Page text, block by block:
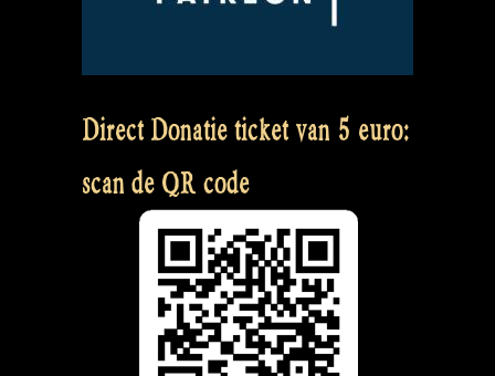
Direct Donatie ticket van 5 euro:
scan de QR code